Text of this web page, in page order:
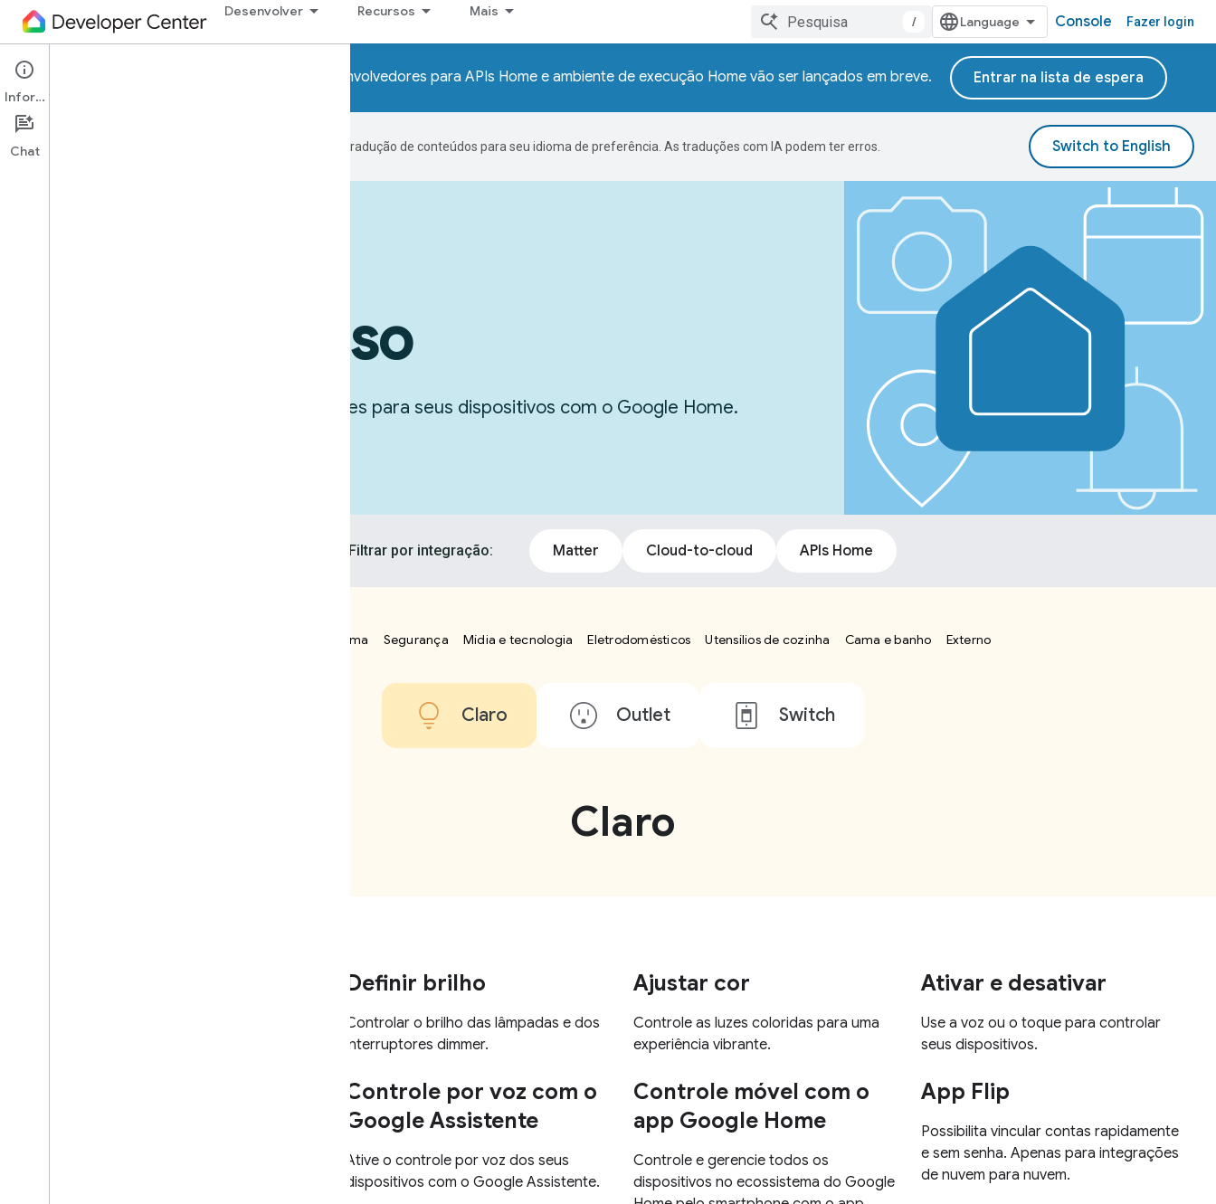
Desenvolver Recursos Mais
/ Console Fazer login
Atenção! Os programas da prévia para desenvolvedores para APIs Home e ambiente de execução Home vão ser lançados em breve. Entrar na lista de espera
O Google usa tecnologia de IA na tradução de conteúdos para seu idioma de preferência. As traduções com IA podem ter erros.
Casos de uso
Inspire-se explorando as integrações para seus dispositivos com o Google Home.
Informações
Chat